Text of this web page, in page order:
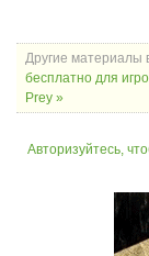
Другие материалы
бесплатно для
Prey »
Авторизуйтесь,